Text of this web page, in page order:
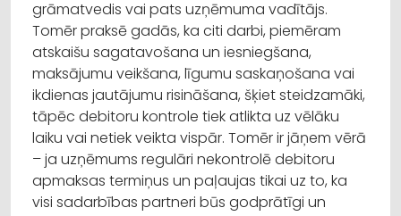
grāmatvedis vai pats uzņēmuma vadītājs.
Tomēr praksē gadās, ka citi darbi, piemēram
atskaišu sagatavošana un iesniegšana,
maksājumu veikšana, līgumu saskaņošana vai
ikdienas jautājumu risināšana, šķiet steidzamāki,
tāpēc debitoru kontrole tiek atlikta uz vēlāku
laiku vai netiek veikta vispār. Tomēr ir jāņem vērā
– ja uzņēmums regulāri nekontrolē debitoru
apmaksas termiņus un paļaujas tikai uz to, ka
visi sadarbības partneri būs godprātīgi un